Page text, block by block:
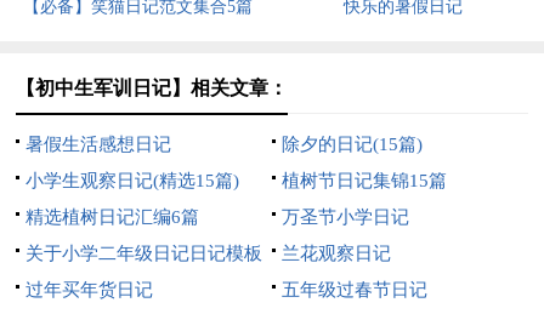
【必备】笑猫日记范文集合5篇 快乐的暑假日记
【初中生军训日记】相关文章：
暑假生活感想日记
除夕的日记(15篇)
小学生观察日记(精选15篇)
植树节日记集锦15篇
精选植树日记汇编6篇
万圣节小学日记
关于小学二年级日记日记模板
集合四篇
兰花观察日记
过年买年货日记
五年级过春节日记